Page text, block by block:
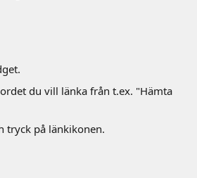
du vill länka från t.ex. "Hämta
tryck på länkikonen.